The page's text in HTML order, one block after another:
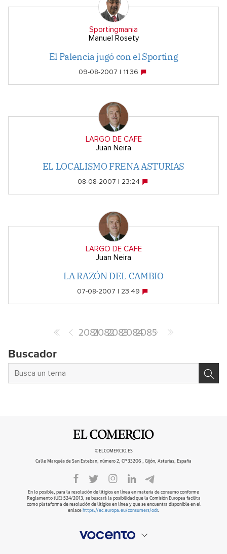
Sportingmania
Manuel Rosety
El Palencia jugó con el Sporting
09-08-2007 | 11:36
LARGO DE CAFE
Juan Neira
EL LOCALISMO FRENA ASTURIAS
08-08-2007 | 23:24
LARGO DE CAFE
Juan Neira
LA RAZÓN DEL CAMBIO
07-08-2007 | 23:49
20812082208320842085
Buscador
©ELCOMERCIO.ES
Calle Marqués de San Esteban, número 2, CP 33206 , Gijón, Asturias, España
En lo posible, para la resolución de litigios en línea en materia de consumo conforme
Reglamento (UE) 524/2013, se buscará la posibilidad que la Comisión Europea facilita
como plataforma de resolución de litigios en línea y que se encuentra disponible en el
enlace https://ec.europa.eu/consumers/odr.